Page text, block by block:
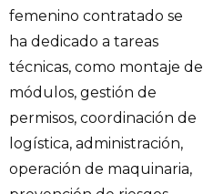
femenino contratado se
ha dedicado a tareas
técnicas, como montaje de
módulos, gestión de
permisos, coordinación de
logística, administración,
operación de maquinaria,